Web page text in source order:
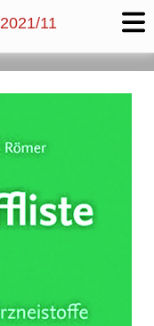
2021/11